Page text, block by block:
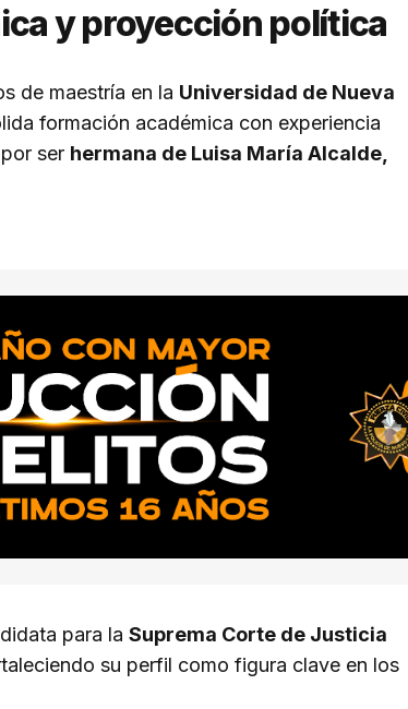
y proyección política
de maestría en la Universidad de Nueva
formación académica con experiencia
ser hermana de Luisa María Alcalde,
para la Suprema Corte de Justicia
su perfil como figura clave en los